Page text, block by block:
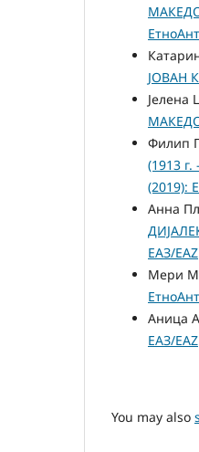
ЈОВАН
Јелена
Филип
(1913
(2019):
Анна
ЕАЗ/EAZ
Мери
Аница
ЕАЗ/EAZ
You may also